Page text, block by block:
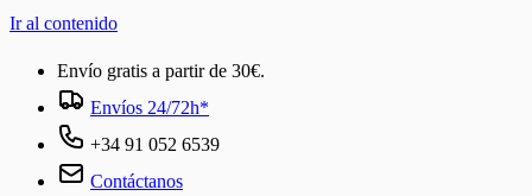
Ir al contenido
Envío gratis a partir de 30€.
Envíos 24/72h*
+34 91 052 6539
Contáctanos